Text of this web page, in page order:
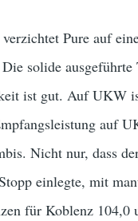
Pure auf
solide
ist gut. Auf UKW
auf
Nicht nur, dass
einlegte, mit
für Koblenz